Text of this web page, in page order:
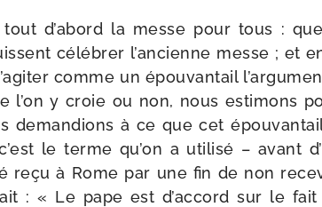
tout d’a­bord la messe pour tous :
célé­brer l’an­cienne messe ; et
comme un épou­van­tail
l’on y croie ou non, nous esti­mons
deman­dions à ce que cet
le terme qu’on a uti­li­sé – avant
reçu à Rome par une fin de non
: « Le pape est d’ac­cord sur le fait